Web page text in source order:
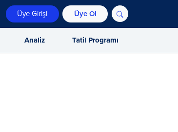
Üye Girişi Üye Ol
Analiz Tatil Programı